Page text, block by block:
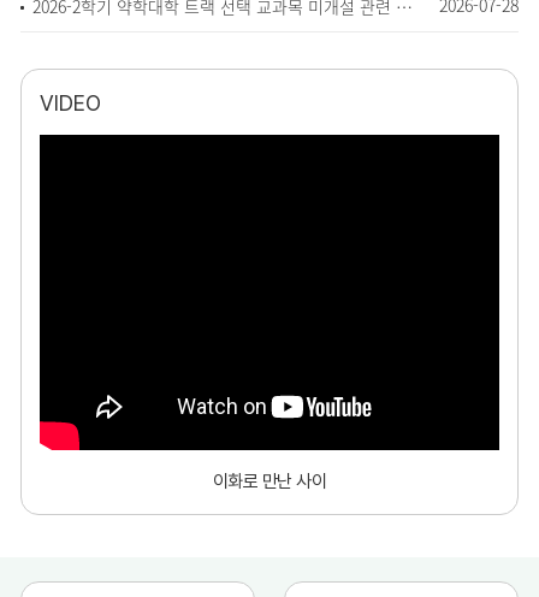
2026-2학기 약학대학 트랙 선택 교과목 미개설 관련 안내 (타 교과목 인정) 2026-07-28
VIDEO
이화로 만난 사이